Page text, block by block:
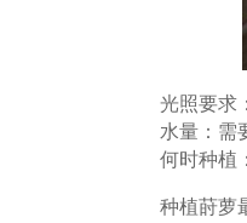
光照要求
水量：需
何时种植
种植莳萝